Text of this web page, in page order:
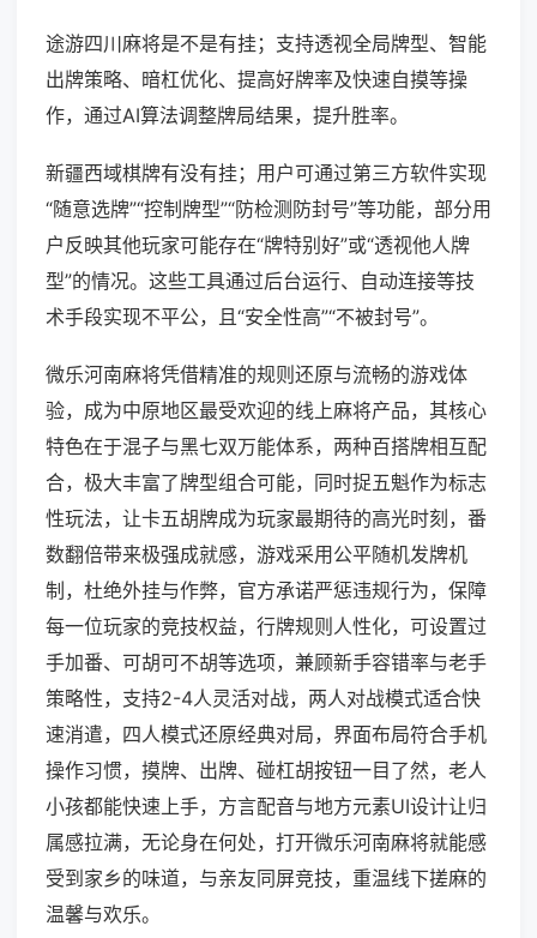
途游四川麻将是不是有挂；支持透视全局牌型、智能
出牌策略、暗杠优化、提高好牌率及快速自摸等操
作，通过AI算法调整牌局结果，提升胜率。
新疆西域棋牌有没有挂；用户可通过第三方软件实现
“随意选牌”“控制牌型”“防检测防封号”等功能，部分用
户反映其他玩家可能存在“牌特别好”或“透视他人牌
型”的情况。这些工具通过后台运行、自动连接等技
术手段实现不平公，且“安全性高”“不被封号”。
微乐河南麻将凭借精准的规则还原与流畅的游戏体
验，成为中原地区最受欢迎的线上麻将产品，其核心
特色在于混子与黑七双万能体系，两种百搭牌相互配
合，极大丰富了牌型组合可能，同时捉五魁作为标志
性玩法，让卡五胡牌成为玩家最期待的高光时刻，番
数翻倍带来极强成就感，游戏采用公平随机发牌机
制，杜绝外挂与作弊，官方承诺严惩违规行为，保障
每一位玩家的竞技权益，行牌规则人性化，可设置过
手加番、可胡可不胡等选项，兼顾新手容错率与老手
策略性，支持2-4人灵活对战，两人对战模式适合快
速消遣，四人模式还原经典对局，界面布局符合手机
操作习惯，摸牌、出牌、碰杠胡按钮一目了然，老人
小孩都能快速上手，方言配音与地方元素UI设计让归
属感拉满，无论身在何处，打开微乐河南麻将就能感
受到家乡的味道，与亲友同屏竞技，重温线下搓麻的
温馨与欢乐。